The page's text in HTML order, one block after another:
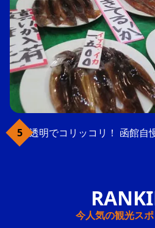
透明でコリッコリ！ 函館自
今人気の観光ス